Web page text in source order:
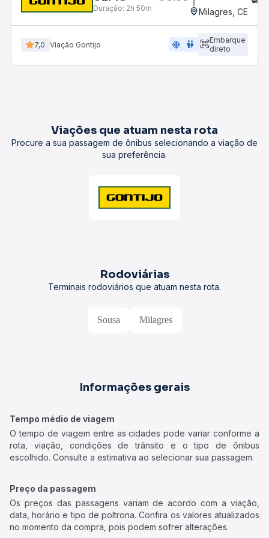
Duração: 2h 50m Milagres, CE
7,0 Viação Gontijo ac_unit wc
Embarque
direto
Viações que atuam nesta rota
Procure a sua passagem de ônibus selecionando a viação de
sua preferência.
Rodoviárias
Terminais rodoviários que atuam nesta rota.
Sousa Milagres
Informações gerais
Tempo médio de viagem
O tempo de viagem entre as cidades pode variar conforme a
rota, viação, condições de trânsito e o tipo de ônibus
escolhido. Consulte a estimativa ao selecionar sua passagem.
Preço da passagem
Os preços das passagens variam de acordo com a viação,
data, horário e tipo de poltrona. Confira os valores atualizados
no momento da compra, pois podem sofrer alterações.